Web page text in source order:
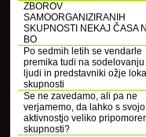
ZBOROV
SAMOORGANIZIRANIH
SKUPNOSTI NEKAJ ČASA
BO
Po sedmih letih se vendarle
premika tudi na sodelovanju
ljudi in predstavniki ožje
skupnosti
Se ne zavedamo, ali pa ne
verjamemo, da lahko s svojo
aktivnostjo veliko
skupnosti?